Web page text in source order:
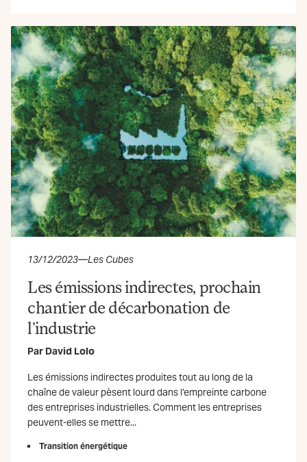
13/12/2023—Les Cubes
Les émissions indirectes, prochain
chantier de décarbonation de
l’industrie
Par David Lolo
Les émissions indirectes produites tout au long de la
chaîne de valeur pèsent lourd dans l’empreinte carbone
des entreprises industrielles. Comment les entreprises
peuvent-elles se mettre...
Transition énergétique